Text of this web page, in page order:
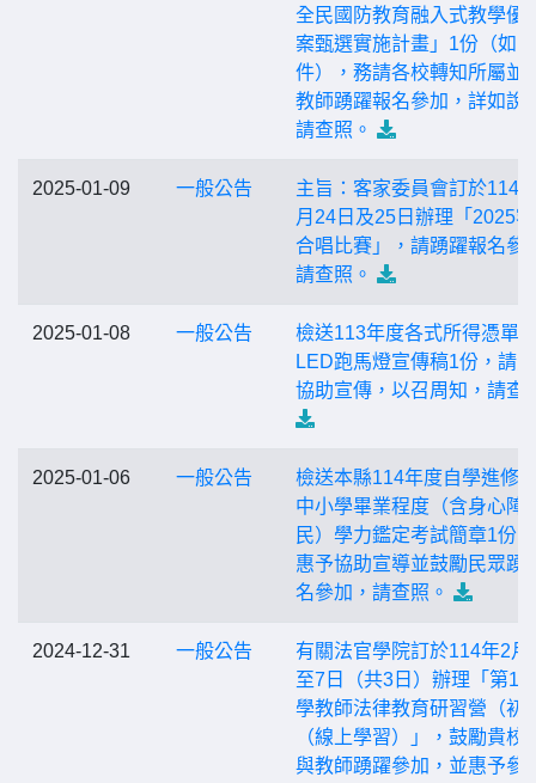
全民國防教育融入式教學優
案甄選實施計畫」1份（如附
件），務請各校轉知所屬並
教師踴躍報名參加，詳如說
請查照。
2025-01-09 一般公告
主旨：客家委員會訂於114
月24日及25日辦理「2025
合唱比賽」，請踴躍報名參
請查照。
2025-01-08 一般公告
檢送113年度各式所得憑單
LED跑馬燈宣傳稿1份，請
協助宣傳，以召周知，請查
2025-01-06 一般公告
檢送本縣114年度自學進修
中小學畢業程度（含身心障
民）學力鑑定考試簡章1份
惠予協助宣導並鼓勵民眾踴
名參加，請查照。
2024-12-31 一般公告
有關法官學院訂於114年2月
至7日（共3日）辦理「第1
學教師法律教育研習營（初
（線上學習）」，鼓勵貴校
與教師踴躍參加，並惠予參